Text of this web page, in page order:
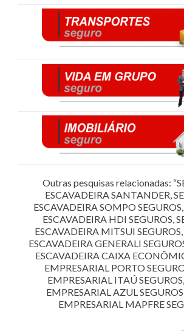
Outras pesquisas relacionadas:
ESCAVADEIRA SANTANDER,
ESCAVADEIRA SOMPO
ESCAVADEIRA HDI SEGUROS,
ESCAVADEIRA MITSUI
ESCAVADEIRA GENERALI
ESCAVADEIRA CAIXA
EMPRESARIAL PORTO
EMPRESARIAL ITAÚ
EMPRESARIAL AZUL
EMPRESARIAL MAPFRE